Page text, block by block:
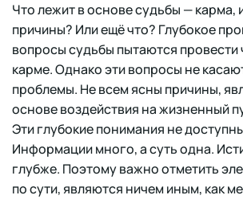
Что лежит в основе судьбы — карма,
причины? Или ещё что? Глубокое
вопросы судьбы пытаются провести
карме. Однако эти вопросы не
проблемы. Не всем ясны причины,
основе воздействия на жизненный
Эти глубокие понимания не
Информации много, а суть одна.
глубже. Поэтому важно отметить
по сути, являются ничем иным, как